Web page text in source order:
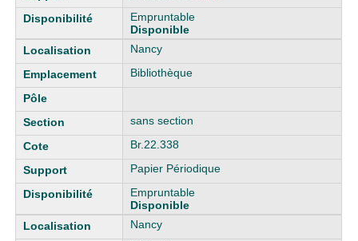
Empruntable
Disponible
Nancy
Bibliothèque
sans section
Br.22.338
Papier Périodique
Empruntable
Disponible
Nancy